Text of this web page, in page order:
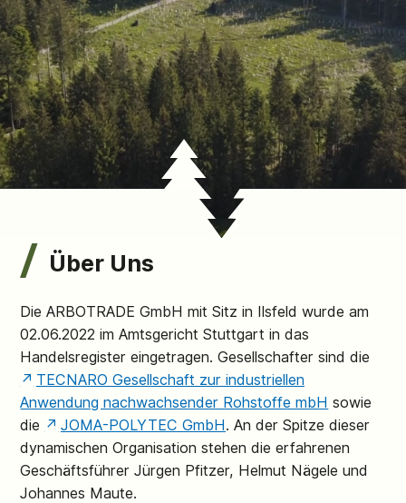
Über Uns
Die ARBOTRADE GmbH mit Sitz in Ilsfeld wurde am
02.06.2022 im Amtsgericht Stuttgart in das
Handelsregister eingetragen. Gesellschafter sind die
TECNARO Gesellschaft zur industriellen
Anwendung nachwachsender Rohstoffe mbH sowie
die
JOMA-POLYTEC GmbH. An der Spitze dieser
dynamischen Organisation stehen die erfahrenen
Geschäftsführer Jürgen Pfitzer, Helmut Nägele und
Johannes Maute.